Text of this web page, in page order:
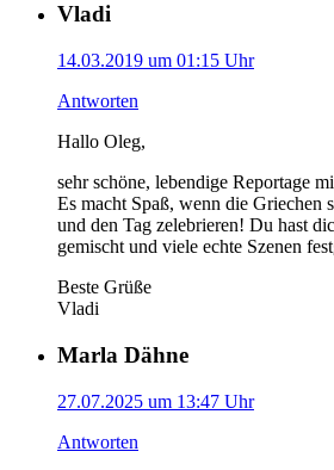
Vladi
14.03.2019 um 01:15 Uhr
Antworten
Hallo Oleg,
sehr schöne, lebendige Reportage
Es macht Spaß, wenn die Griechen
und den Tag zelebrieren! Du hast
gemischt und viele echte Szenen
Beste Grüße
Vladi
Marla Dähne
27.07.2025 um 13:47 Uhr
Antworten